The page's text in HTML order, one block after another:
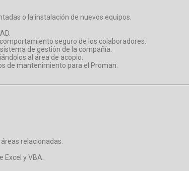
o la instalación de nuevos equipos.
seguro de los colaboradores.
de gestión de la compañía.
al área de acopio.
de mantenimiento para el Proman.
relacionadas.
y VBA.